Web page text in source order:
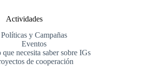
Actividades
Políticas y Campañas
Eventos
necesita saber sobre IGs
de cooperación